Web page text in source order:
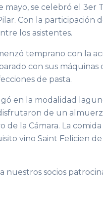
mayo, se celebró el
Con la
los asistentes.
temprano con la
con sus máquinas
de pasta.
en la modalidad
de un
de la Cámara. La
vino Saint Felicien
nuestros socios